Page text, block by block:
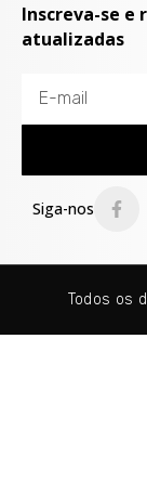
Inscreva-se e
atualizadas
Siga-nos
Todos os